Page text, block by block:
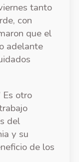
tanto
con
que el
adelante
Es otro
del
y su
de los